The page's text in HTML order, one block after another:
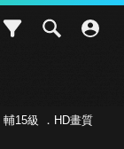
輔15級 ．HD畫質